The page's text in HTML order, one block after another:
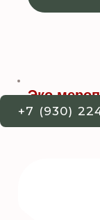
Эко
+7 (930)